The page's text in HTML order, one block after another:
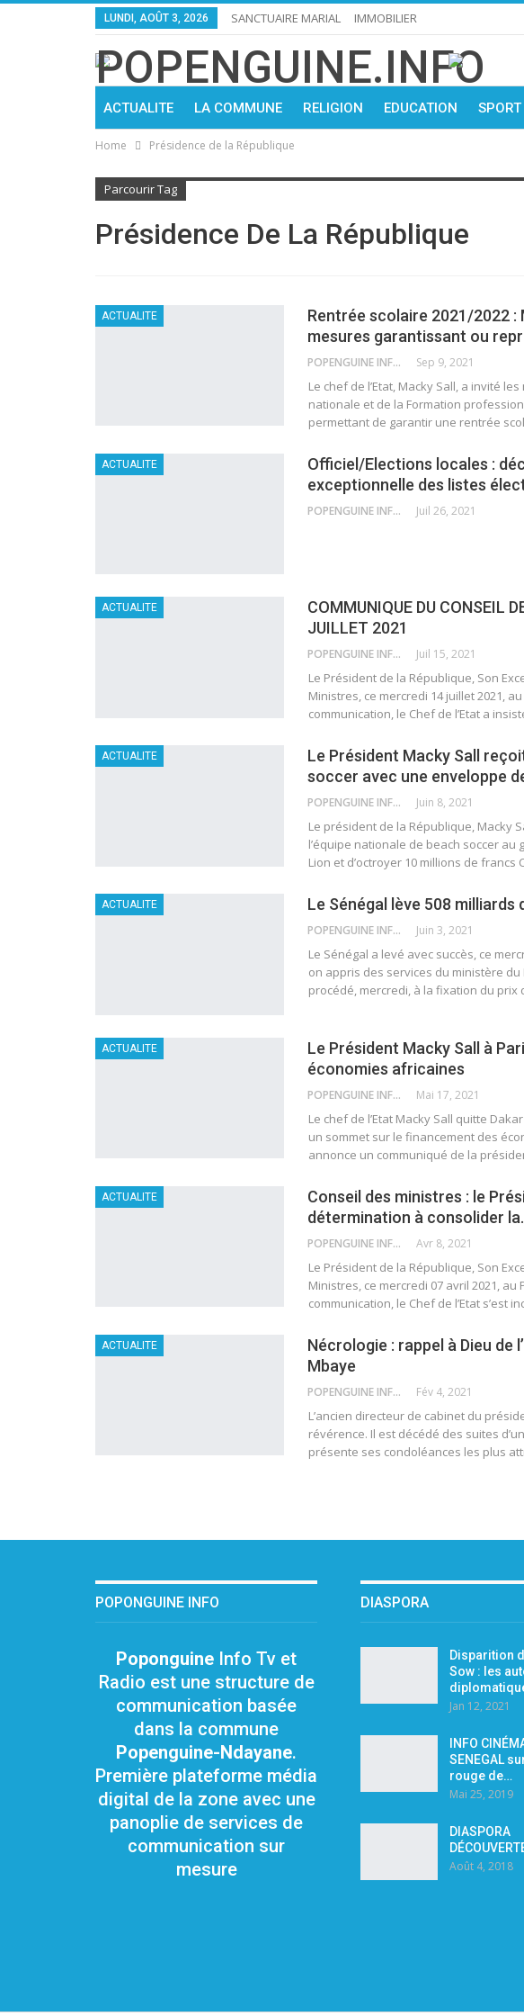
LUNDI, AOÛT 3, 2026 SANCTUAIRE MARIAL IMMOBILIER
ACTUALITE LA COMMUNE RELIGION EDUCATION SPORT
Home Présidence de la République
Parcourir Tag
Présidence De La République
ACTUALITE
Rentrée scolaire 2021/2022 :
mesures garantissant ou
POPENGUINE INFO Sep 9, 2021
Le chef de l’Etat, Macky Sall, a invité
nationale et de la Formation
permettant de garantir une rentrée
ACTUALITE
Officiel/Elections locales :
exceptionnelle des listes
POPENGUINE INFO Juil 26, 2021
ACTUALITE
COMMUNIQUE DU CONSEIL
JUILLET 2021
POPENGUINE INFO Juil 15, 2021
Le Président de la République, Son
Ministres, ce mercredi 14 juillet 2021,
communication, le Chef de l’Etat a
ACTUALITE
Le Président Macky Sall
soccer avec une enveloppe
POPENGUINE INFO Juin 8, 2021
Le président de la République, Macky
l’équipe nationale de beach soccer au
Lion et d’octroyer 10 millions de francs
ACTUALITE Le Sénégal lève 508 milliards
POPENGUINE INFO Juin 3, 2021
Le Sénégal a levé avec succès, ce
on appris des services du ministère du
procédé, mercredi, à la fixation du prix
ACTUALITE
Le Président Macky Sall à
économies africaines
POPENGUINE INFO Mai 17, 2021
Le chef de l’Etat Macky Sall quitte
un sommet sur le financement des
annonce un communiqué de la
ACTUALITE
Conseil des ministres : le
détermination à consolider
POPENGUINE INFO Avr 8, 2021
Le Président de la République, Son
Ministres, ce mercredi 07 avril 2021, au
communication, le Chef de l’Etat s’est
ACTUALITE
Nécrologie : rappel à Dieu de
Mbaye
POPENGUINE INFO Fév 4, 2021
L’ancien directeur de cabinet du
révérence. Il est décédé des suites
présente ses condoléances les plus
POPONGUINE INFO
Poponguine Info Tv et
Radio est une structure de
communication basée
dans la commune
Popenguine-Ndayane.
Première plateforme média
digital de la zone avec une
panoplie de services de
communication sur
mesure
DIASPORA
Disparition
Sow : les
Jan 12, 2021
INFO
SENEGAL
rouge de…
Mai 25, 2019
DIASPORA
Août 4, 2018